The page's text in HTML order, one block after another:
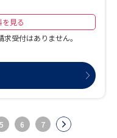
所に、全国各地・海外から集ま
、ともに暮らす」学生寮があり
る居住スペースだけでなく、学
ビング、キッチン、プレイルー
間になっています。 ■50年以上
教育プログラムを展開する「表
3年度実績 大学等における産学
表面」に加工を施し、本来持ち
術です。 自動車、スマートフォ
見る
受付はありません。
5 6 7